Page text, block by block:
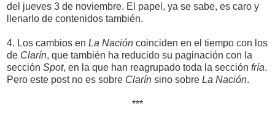
del jueves 3 de noviembre. El papel, ya se sabe, es caro y
llenarlo de contenidos también.
4. Los cambios en La Nación coinciden en el tiempo con los
de Clarín, que también ha reducido su paginación con la
sección Spot, en la que han reagrupado toda la sección fría.
Pero este post no es sobre Clarín sino sobre La Nación.
***